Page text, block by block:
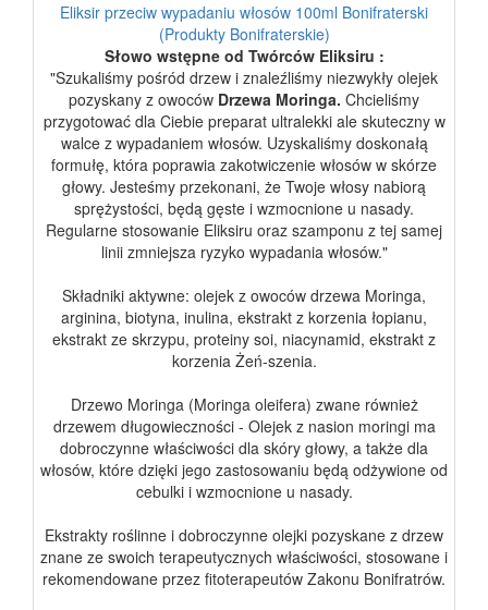
Eliksir przeciw wypadaniu włosów 100ml Bonifraterski
(Produkty Bonifraterskie)
Słowo wstępne od Twórców Eliksiru :
"Szukaliśmy pośród drzew i znaleźliśmy niezwykły olejek
pozyskany z owoców Drzewa Moringa. Chcieliśmy
przygotować dla Ciebie preparat ultralekki ale skuteczny w
walce z wypadaniem włosów. Uzyskaliśmy doskonałą
formułę, która poprawia zakotwiczenie włosów w skórze
głowy. Jesteśmy przekonani, że Twoje włosy nabiorą
sprężystości, będą gęste i wzmocnione u nasady.
Regularne stosowanie Eliksiru oraz szamponu z tej samej
linii zmniejsza ryzyko wypadania włosów."
Składniki aktywne: olejek z owoców drzewa Moringa,
arginina, biotyna, inulina, ekstrakt z korzenia łopianu,
ekstrakt ze skrzypu, proteiny soi, niacynamid, ekstrakt z
korzenia Żeń-szenia.
Drzewo Moringa (Moringa oleifera) zwane również
drzewem długowieczności - Olejek z nasion moringi ma
dobroczynne właściwości dla skóry głowy, a także dla
włosów, które dzięki jego zastosowaniu będą odżywione od
cebulki i wzmocnione u nasady.
Ekstrakty roślinne i dobroczynne olejki pozyskane z drzew
znane ze swoich terapeutycznych właściwości, stosowane i
rekomendowane przez fitoterapeutów Zakonu Bonifratrów.